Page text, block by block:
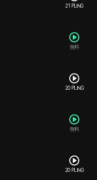
21 PLING
無料
20 PLING
無料
20 PLING